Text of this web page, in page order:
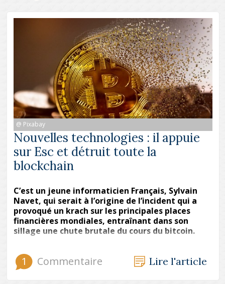
@ Pixabay
Nouvelles technologies : il appuie
sur Esc et détruit toute la
blockchain
C’est un jeune informaticien Français, Sylvain
Navet, qui serait à l’origine de l’incident qui a
provoqué un krach sur les principales places
financières mondiales, entraînant dans son
sillage une chute brutale du cours du bitcoin.
1 Commentaire Lire l'article